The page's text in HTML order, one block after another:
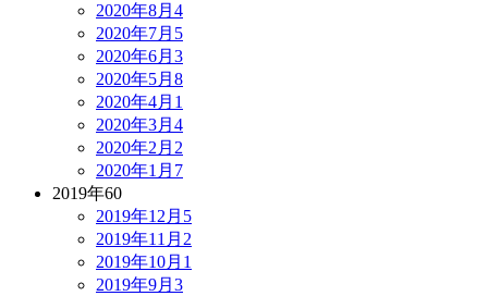
2020年8月 4
2020年7月 5
2020年6月 3
2020年5月 8
2020年4月 1
2020年3月 4
2020年2月 2
2020年1月 7
2019年60
2019年12月 5
2019年11月 2
2019年10月 1
2019年9月 3